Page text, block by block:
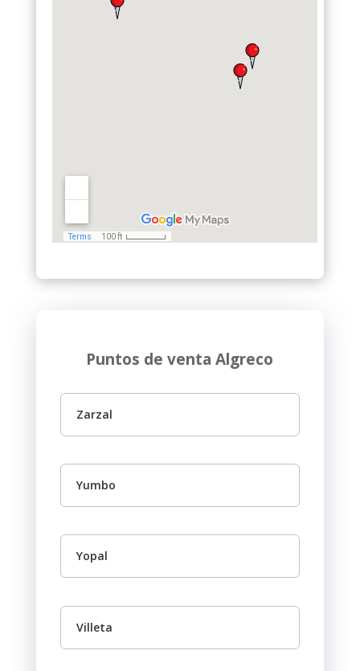
Puntos de venta Algreco
Zarzal
Yumbo
Yopal
Villeta